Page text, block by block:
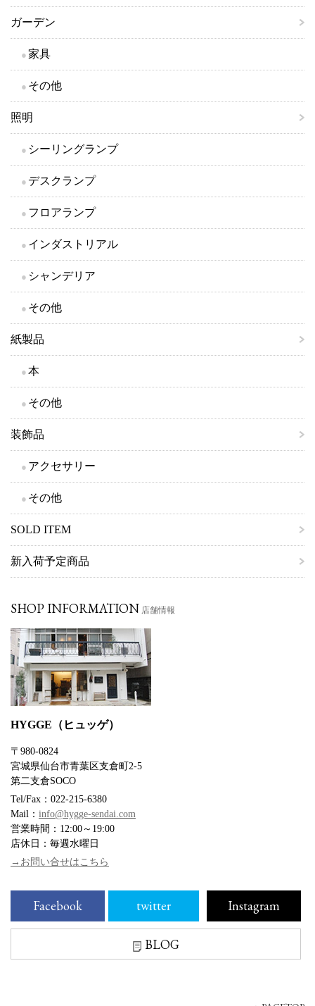
ガーデン
家具
その他
照明
シーリングランプ
デスクランプ
フロアランプ
インダストリアル
シャンデリア
その他
紙製品
本
その他
装飾品
アクセサリー
その他
SOLD ITEM
新入荷予定商品
SHOP INFORMATION 店舗情報
HYGGE（ヒュッゲ）
〒980-0824
宮城県仙台市青葉区支倉町2-5
第二支倉SOCO
Tel/Fax：022-215-6380
Mail： info@hygge-sendai.com
営業時間：12:00～19:00
店休日：毎週水曜日
→お問い合せはこちら
Facebook twitter Instagram
BLOG